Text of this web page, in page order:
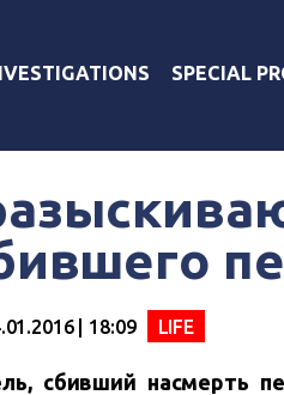
SPECIAL
| 18:09 LIFE
сбивший насмерть